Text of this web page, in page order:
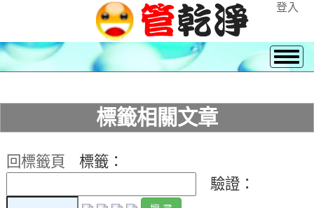
登入
標籤相關文章
回標籤頁
標籤：
驗證：